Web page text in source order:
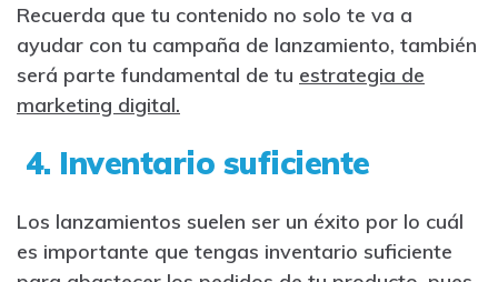
Recuerda que tu contenido no solo te va a
ayudar con tu campaña de lanzamiento, también
será parte fundamental de tu estrategia de
marketing digital.
4. Inventario suficiente
Los lanzamientos suelen ser un éxito por lo cuál
es importante que tengas inventario suficiente